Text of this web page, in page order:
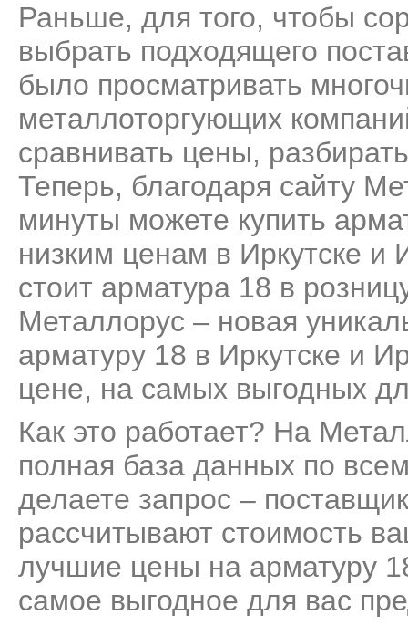
Раньше, для того, чтобы
выбрать подходящего
было просматривать
металлоторгующих
сравнивать цены,
Теперь, благодаря сайту
минуты можете купить
низким ценам в Иркутске и
стоит арматура 18 в
Металлорус – новая
арматуру 18 в Иркутске и
цене, на самых выгодных
Как это работает? На
полная база данных по
делаете запрос –
рассчитывают стоимость
лучшие цены на арматуру
самое выгодное для вас